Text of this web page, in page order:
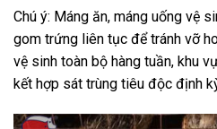
Chú ý: Máng ăn, máng uống vệ
gom trứng liên tục để tránh vỡ
vệ sinh toàn bộ hàng tuần, khu
kết hợp sát trùng tiêu độc định